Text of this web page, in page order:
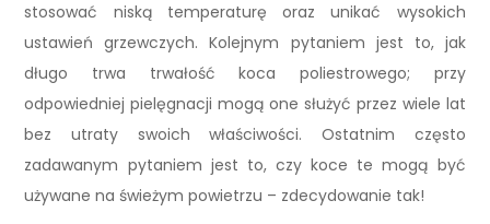
stosować niską temperaturę oraz unikać wysokich
ustawień grzewczych. Kolejnym pytaniem jest to, jak
długo trwa trwałość koca poliestrowego; przy
odpowiedniej pielęgnacji mogą one służyć przez wiele lat
bez utraty swoich właściwości. Ostatnim często
zadawanym pytaniem jest to, czy koce te mogą być
używane na świeżym powietrzu – zdecydowanie tak!